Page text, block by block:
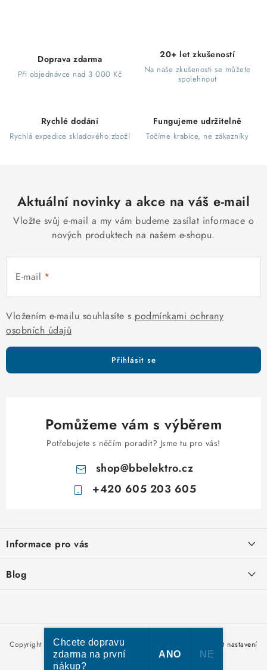
ý
u
Doprava zdarma
Při objednávce nad 3 000 Kč
20+ let zkušeností
Na naše zkušenosti se můžete
spolehnout
Rychlé dodání
Rychlá expedice skladového zboží
Fungujeme udržitelně
Točíme krabice, ne zákazníky
Aktuální novinky a akce na váš e-mail
Vložte svůj e-mail a my vám budeme zasílat informace o
nových produktech na našem e-shopu.
E-mail
Vložením e-mailu souhlasíte s podmínkami ochrany
osobních údajů
Přihlásit se
Pomůžeme vám s výběrem
Potřebujete s něčím poradit? Jsme tu pro vás!
shop@bbelektro.cz
+420 605 203 605
p
a
Informace pro vás
Otevírací doba výdejny
Blog
Nakupujte u nás hned a zaplaťte později – nově přijímáme Skip
Pay
Copyright 2026bbelektro.cz. Všechna práva vyhrazena.
Upravit nastavení
cookies
Chcete dopravu
zdarma na první
nákup?
ANO NE